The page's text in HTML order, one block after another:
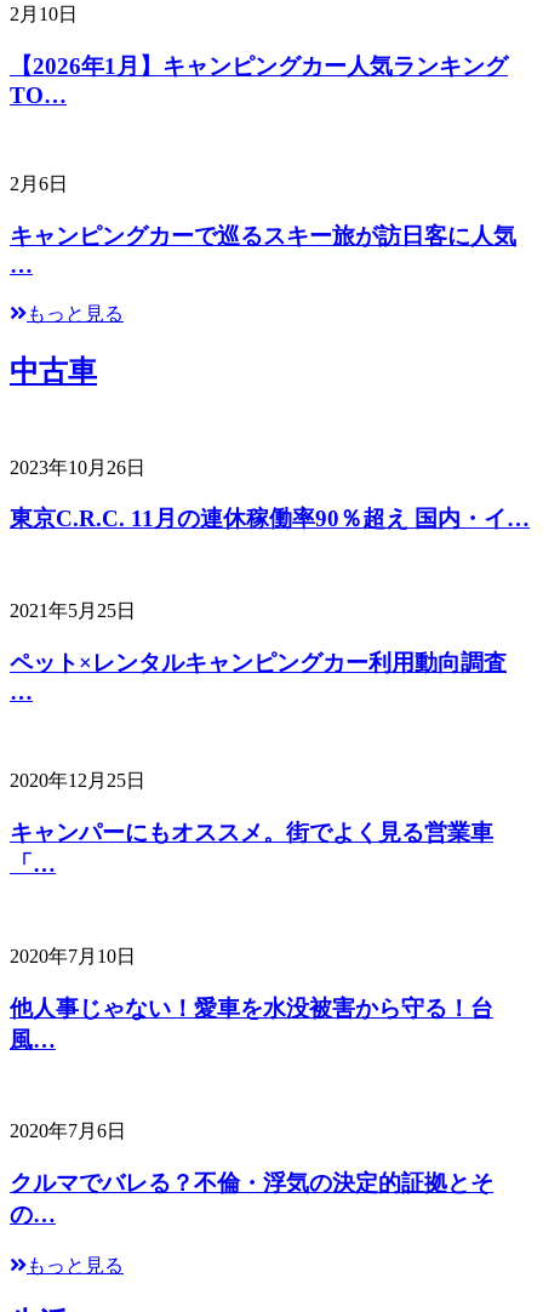
2月10日
【2026年1月】キャンピングカー人気ランキング
TO…
2月6日
キャンピングカーで巡るスキー旅が訪日客に人気
…
もっと見る
中古車
2023年10月26日
東京C.R.C. 11月の連休稼働率90％超え 国内・イ…
2021年5月25日
ペット×レンタルキャンピングカー利用動向調査
…
2020年12月25日
キャンパーにもオススメ。街でよく見る営業車
「…
2020年7月10日
他人事じゃない！愛車を水没被害から守る！台
風…
2020年7月6日
クルマでバレる？不倫・浮気の決定的証拠とそ
の…
もっと見る